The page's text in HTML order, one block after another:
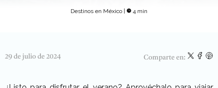
Destinos en México 4 min
29 de julio de 2024 Comparte en: